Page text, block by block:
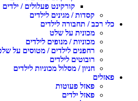
קורקינט פעלולים / ילדים
קסדות / מגינים לילדים
כלי רכב / תחבורה לילדים
מכונית על שלט
מכוניות / מנופים לילדים
רחפנים לילדים / מטוסים על
רובוטים לילדים
חניון / מסלול מכוניות לילדים
פאזלים
פאזל פעוטות
פאזל ילדים